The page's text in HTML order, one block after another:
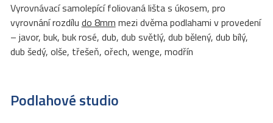
Vyrovnávací samolepící foliovaná lišta s úkosem, pro
vyrovnání rozdílu do 8mm mezi dvěma podlahami v provedení
– javor, buk, buk rosé, dub, dub světlý, dub bělený, dub bílý,
dub šedý, olše, třešeň, ořech, wenge, modřín
Podlahové studio